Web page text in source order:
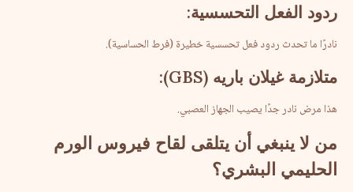
ردود الفعل التحسسية:
نادرًا ما تحدث ردود فعل تحسسية خطيرة (فرط الحساسية).
متلازمة غيلان باريه (GBS):
هذا مرض نادر جدًا يصيب الجهاز العصبي.
من لا ينبغي أن يتلقى لقاح فيروس الورم
الحليمي البشري؟